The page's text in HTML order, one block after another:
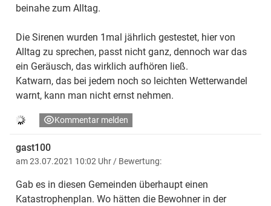
beinahe zum Alltag.
Die Sirenen wurden 1mal jährlich gestestet, hier von
Alltag zu sprechen, passt nicht ganz, dennoch war das
ein Geräusch, das wirklich aufhören ließ.
Katwarn, das bei jedem noch so leichten Wetterwandel
warnt, kann man nicht ernst nehmen.
Kommentar melden
gast100
am 23.07.2021 10:02 Uhr/ Bewertung:
Gab es in diesen Gemeinden überhaupt einen
Katastrophenplan. Wo hätten die Bewohner in der